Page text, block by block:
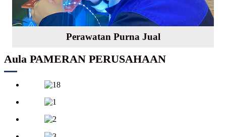
Perawatan Purna Jual
Aula PAMERAN PERUSAHAAN